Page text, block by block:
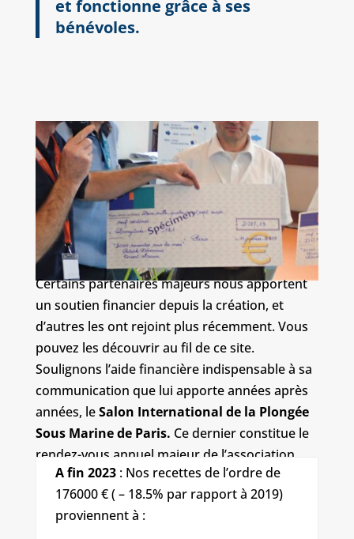
et fonctionne grâce à ses
bénévoles.
Certains partenaires majeurs nous apportent
un soutien financier depuis la création, et
d’autres les ont rejoint plus récemment. Vous
pouvez les découvrir au fil de ce site.
Soulignons l’aide financière indispensable à sa
communication que lui apporte années après
années, leSalon International de la Plongée
Sous Marine de Paris. Ce dernier constitue le
rendez-vous annuel majeur de l’association
avec ses membres et soutiens ainsi que le lieu
rituel du lancement des campagnes et des
nouveaux outils développés.
A fin 2023: Nos recettes de l’ordre de
176000 € ( – 18.5% par rapport à 2019)
proviennent à :